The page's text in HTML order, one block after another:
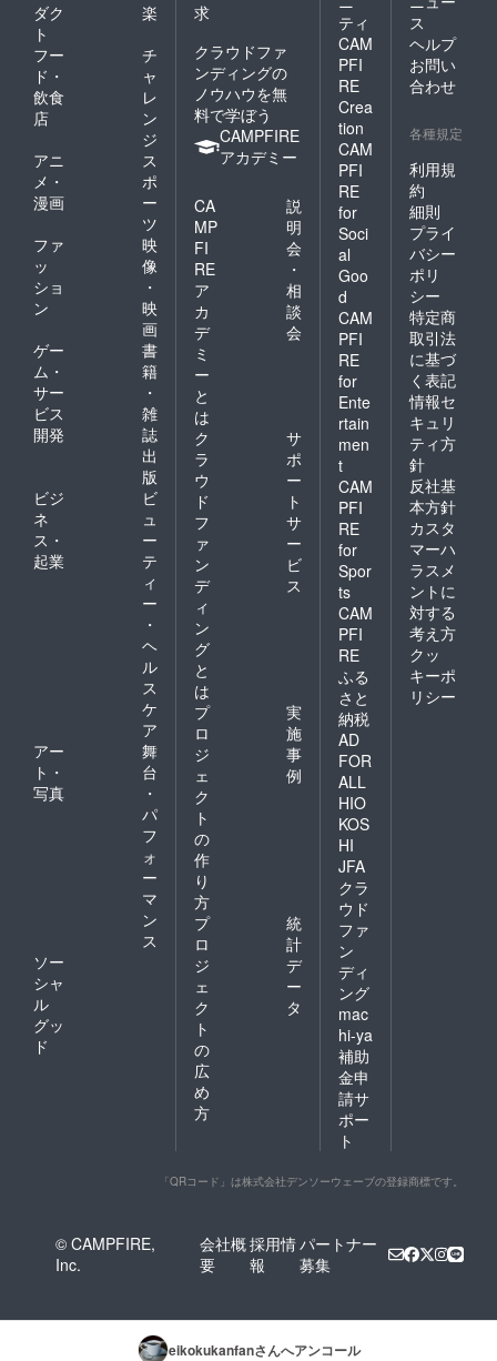
ダク
ト
楽
フー
ド・
飲食
店
チ
ャ
レ
ン
ジ
アニ
メ・
漫画
ス
ポ
ー
ツ
ファ
ッ
ショ
ン
映
像
・
映
画
ゲー
ム・
サー
ビス
開発
書
籍
・
雑
誌
出
版
ビジ
ネ
ス・
起業
ビ
ュ
ー
テ
ィ
ー
・
ヘ
ル
ス
ケ
ア
アー
ト・
写真
舞
台
・
パ
フ
ォ
ー
マ
ン
ス
ソー
シャ
ル
グッ
ド
求
クラウドファ
ンディングの
ノウハウを無
料で学ぼう
CAMPFIRE
アカデミー
CA
MP
FI
RE
ア
カ
デ
ミ
ー
と
は
説
明
会
・
相
談
会
ク
ラ
ウ
ド
フ
ァ
ン
デ
ィ
ン
グ
と
は
サ
ポ
ー
ト
サ
ー
ビ
ス
プ
ロ
ジ
ェ
ク
ト
の
作
り
方
実
施
事
例
プ
ロ
ジ
ェ
ク
ト
の
広
め
方
統
計
デ
ー
タ
ティ
CAM
PFI
RE
Crea
tion
CAM
PFI
RE
for
Soci
al
Goo
d
CAM
PFI
RE
for
Ente
rtain
men
t
CAM
PFI
RE
for
Spor
ts
CAM
PFI
RE
ふる
さと
納税
AD
FOR
ALL
HIO
KOS
HI
JFA
クラ
ウド
ファ
ン
ディ
ング
mac
hi-ya
補助
金申
請サ
ポー
ト
ス
ヘルプ
お問い
合わせ
各種規定
利用規
約
細則
プライ
バシー
ポリ
シー
特定商
取引法
に基づ
く表記
情報セ
キュリ
ティ方
針
反社基
本方針
カスタ
マーハ
ラスメ
ントに
対する
考え方
クッ
キーポ
リシー
「QRコード」は株式会社デンソーウェーブの登録商標です。
© CAMPFIRE,
Inc.
会社概
要
採用情
報
パートナー
募集
eikokukanfanさんへアンコール